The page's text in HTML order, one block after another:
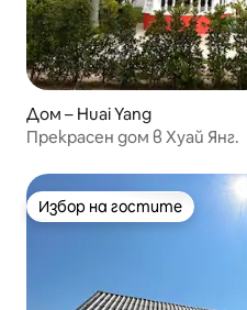
Дом – Huai Yang
Прекрасен дом в Хуай Янг.
Избор на гостите
Избор на гостите